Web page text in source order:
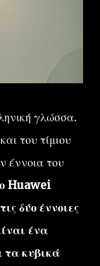
γλώσσα.
του τίμιου
έννοια του
Huawei
δύο έννοιες
ένα
κυβικά